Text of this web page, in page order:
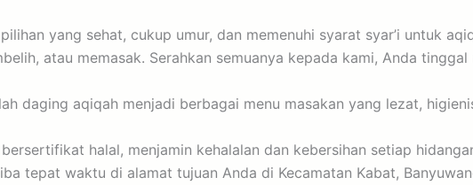
yang sehat, cukup umur, dan memenuhi syarat syar’i untuk
atau memasak. Serahkan semuanya kepada kami, Anda
daging aqiqah menjadi berbagai menu masakan yang lezat,
halal, menjamin kehalalan dan kebersihan setiap
tepat waktu di alamat tujuan Anda di Kecamatan Kabat,